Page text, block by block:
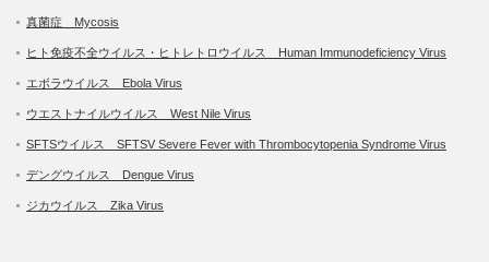
真菌症 Mycosis
ヒト免疫不全ウイルス・ヒトレトロウイルス Human Immunodeficiency Virus
エボラウイルス Ebola Virus
ウエストナイルウイルス West Nile Virus
SFTSウイルス SFTSV Severe Fever with Thrombocytopenia Syndrome Virus
デングウイルス Dengue Virus
ジカウイルス Zika Virus